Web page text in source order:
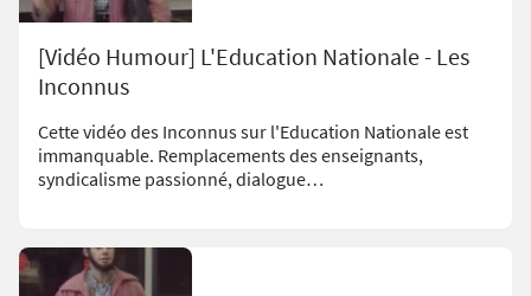
[Vidéo Humour] L'Education Nationale - Les
Inconnus
Cette vidéo des Inconnus sur l'Education Nationale est
immanquable. Remplacements des enseignants,
syndicalisme passionné, dialogue…